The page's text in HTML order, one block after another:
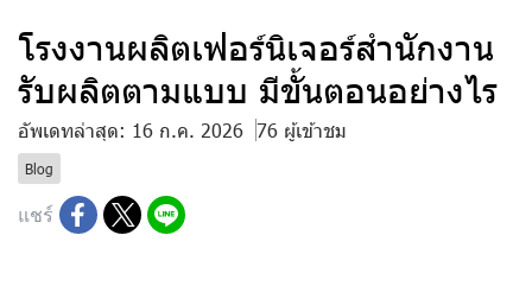
โรงงานผลิตเฟอร์นิเจอร์สำนักงาน
รับผลิตตามแบบ มีขั้นตอนอย่างไร
อัพเดทล่าสุด: 16 ก.ค. 2026 76 ผู้เข้าชม
Blog
แชร์